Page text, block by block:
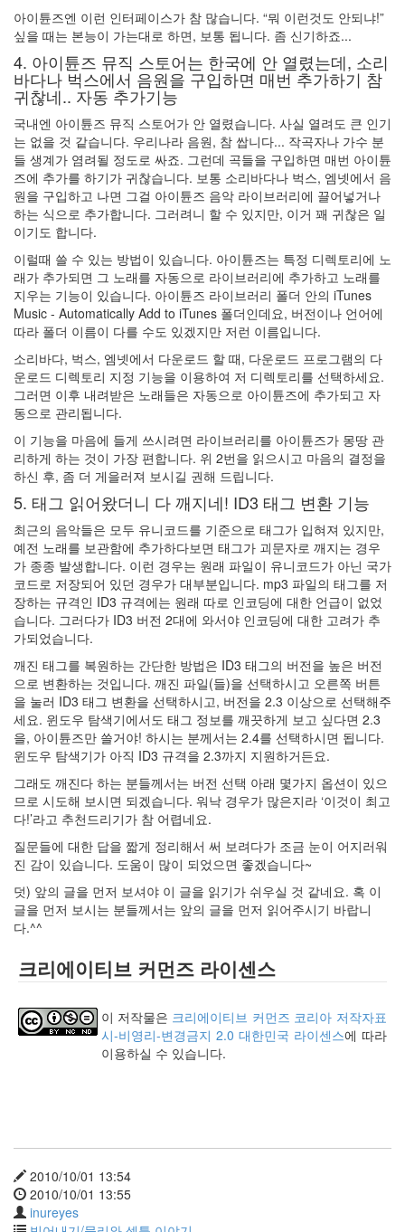
아이튠즈엔 이런 인터페이스가 참 많습니다. “뭐 이런것도 안되냐!”
싶을 때는 본능이 가는대로 하면, 보통 됩니다. 좀 신기하죠...
4. 아이튠즈 뮤직 스토어는 한국에 안 열렸는데, 소리
바다나 벅스에서 음원을 구입하면 매번 추가하기 참
귀찮네.. 자동 추가기능
국내엔 아이튠즈 뮤직 스토어가 안 열렸습니다. 사실 열려도 큰 인기
는 없을 것 같습니다. 우리나라 음원, 참 쌉니다... 작곡자나 가수 분
들 생계가 염려될 정도로 싸죠. 그런데 곡들을 구입하면 매번 아이튠
즈에 추가를 하기가 귀찮습니다. 보통 소리바다나 벅스, 엠넷에서 음
원을 구입하고 나면 그걸 아이튠즈 음악 라이브러리에 끌어넣거나
하는 식으로 추가합니다. 그러려니 할 수 있지만, 이거 꽤 귀찮은 일
이기도 합니다.
이럴때 쓸 수 있는 방법이 있습니다. 아이튠즈는 특정 디렉토리에 노
래가 추가되면 그 노래를 자동으로 라이브러리에 추가하고 노래를
지우는 기능이 있습니다. 아이튠즈 라이브러리 폴더 안의 iTunes
Music - Automatically Add to iTunes 폴더인데요, 버전이나 언어에
따라 폴더 이름이 다를 수도 있겠지만 저런 이름입니다.
소리바다, 벅스, 엠넷에서 다운로드 할 때, 다운로드 프로그램의 다
운로드 디렉토리 지정 기능을 이용하여 저 디렉토리를 선택하세요.
그러면 이후 내려받은 노래들은 자동으로 아이튠즈에 추가되고 자
동으로 관리됩니다.
이 기능을 마음에 들게 쓰시려면 라이브러리를 아이튠즈가 몽땅 관
리하게 하는 것이 가장 편합니다. 위 2번을 읽으시고 마음의 결정을
하신 후, 좀 더 게을러져 보시길 권해 드립니다.
5. 태그 읽어왔더니 다 깨지네! ID3 태그 변환 기능
최근의 음악들은 모두 유니코드를 기준으로 태그가 입혀져 있지만,
예전 노래를 보관함에 추가하다보면 태그가 괴문자로 깨지는 경우
가 종종 발생합니다. 이런 경우는 원래 파일이 유니코드가 아닌 국가
코드로 저장되어 있던 경우가 대부분입니다. mp3 파일의 태그를 저
장하는 규격인 ID3 규격에는 원래 따로 인코딩에 대한 언급이 없었
습니다. 그러다가 ID3 버전 2대에 와서야 인코딩에 대한 고려가 추
가되었습니다.
깨진 태그를 복원하는 간단한 방법은 ID3 태그의 버전을 높은 버전
으로 변환하는 것입니다. 깨진 파일(들)을 선택하시고 오른쪽 버튼
을 눌러 ID3 태그 변환을 선택하시고, 버전을 2.3 이상으로 선택해주
세요. 윈도우 탐색기에서도 태그 정보를 깨끗하게 보고 싶다면 2.3
을, 아이튠즈만 쓸거야! 하시는 분께서는 2.4를 선택하시면 됩니다.
윈도우 탐색기가 아직 ID3 규격을 2.3까지 지원하거든요.
그래도 깨진다 하는 분들께서는 버전 선택 아래 몇가지 옵션이 있으
므로 시도해 보시면 되겠습니다. 워낙 경우가 많은지라 ‘이것이 최고
다!’라고 추천드리기가 참 어렵네요.
질문들에 대한 답을 짧게 정리해서 써 보려다가 조금 눈이 어지러워
진 감이 있습니다. 도움이 많이 되었으면 좋겠습니다~
덧) 앞의 글을 먼저 보셔야 이 글을 읽기가 쉬우실 것 같네요. 혹 이
글을 먼저 보시는 분들께서는 앞의 글을 먼저 읽어주시기 바랍니
다.^^
크리에이티브 커먼즈 라이센스
이 저작물은 크리에이티브 커먼즈 코리아 저작자표
시-비영리-변경금지 2.0 대한민국 라이센스에 따라
이용하실 수 있습니다.
2010/10/01 13:54
2010/10/01 13:55
inureyes
:
소
셜
게
임
위...
(2)
모
바
일
시
대
의
운
영
체
제
전
쟁
(2)
학
회
광
고
-
consciousness
춤
추
는
말
인
형
(4)
강
요
된
초
조
함
구
글
과
애
플
의
생
존
법
오
이
바
서
울
는
길
를
어...
글
쓰